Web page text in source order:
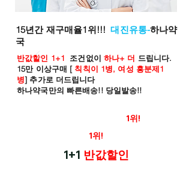
15년간 재구매율1위!!!대진유통-하나약
국
반값할인 1+1 조건없이 하나+ 더 드립니다.
15만 이상구매 [ 칙칙이 1병, 여성 흥분제1
병] 추가로 더드립니다
하나약국만의 빠른배송!! 당일발송!!
1위!
1위!
1+1 반값할인